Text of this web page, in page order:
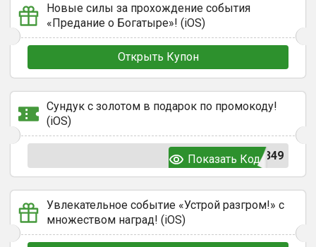
Новые силы за прохождение события
«Предание о Богатыре»! (iOS)
Открыть Купон
Сундук с золотом в подарок по промокоду!
(iOS)
349
Показать Код
Увлекательное событие «Устрой разгром!» с
множеством наград! (iOS)